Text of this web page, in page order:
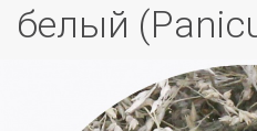
белый